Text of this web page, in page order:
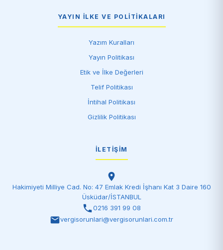
YAYIN İLKE VE POLITIKALARI
Yazım Kuralları
Yayın Politikası
Etik ve İlke Değerleri
Telif Politikası
İntihal Politikası
Gizlilik Politikası
İLETIŞIM
Hakimiyeti Milliye Cad. No: 47 Emlak Kredi İşhanı Kat 3 Daire 160
Üsküdar/İSTANBUL
0216 391 99 08
vergisorunlari@vergisorunlari.com.tr